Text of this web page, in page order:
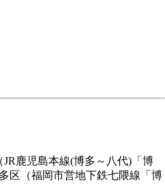
鹿児島本線(博多～八代)「博
区（福岡市営地下鉄七隈線「博